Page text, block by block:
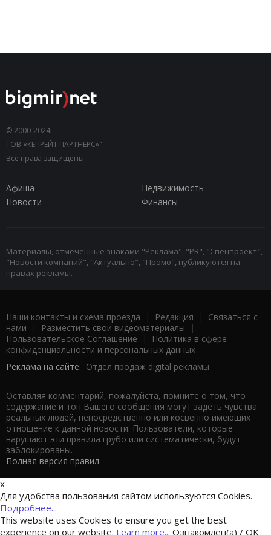
© 2000-2024,
ТОВ «КЕПРЕЙТ ПАРТНЕРС»".
Все права защищены.
Афиша
Недвижимость
Новости
Финансы
Материалы, отмеченные знаками "Реклама", "PR", "Спецпроект",
"Новости компаний", "Актуально", "Промо", публикуются на
правах рекламы.
Наши контакты и схема проезда | Редакция | Связаться с
нами | Разместить свои видеоматериалы |
Пользовательское Соглашение |
Политика в сфере
конфиденциальности и персональных данных
Реклама на сайте: Отдел продаж digital рекламы
Оставляя комментарий, пожалуйста, помните о том, что
содержание и тон Вашего сообщения могут задеть чувства
реальных людей, непосредственно или косвенно имеющих
отношение к данной новости. Пользователи, которые
нарушают эти правила грубо или систематически, будут
заблокированы.
Полная версия правил
x
Для удобства пользования сайтом используются Cookies.
Подробнее...
This website uses Cookies to ensure you get the best
experience on our website. Learn more... Ознакомлен(а) / OK